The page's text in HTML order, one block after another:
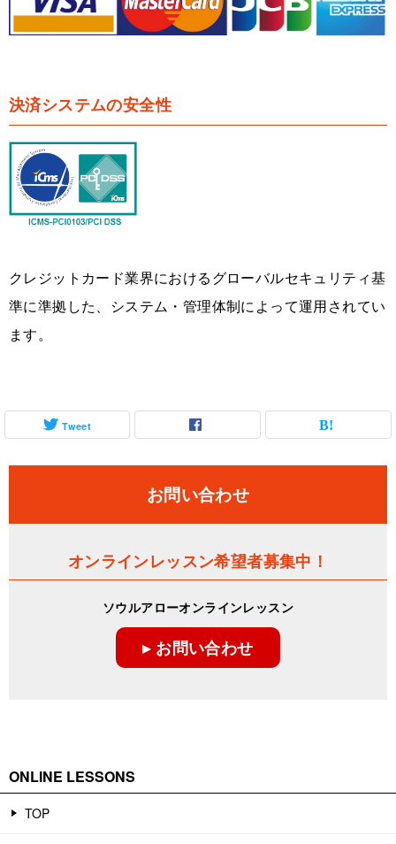
決済システムの安全性
クレジットカード業界におけるグローバルセキュリティ基
準に準拠した、システム・管理体制によって運用されてい
ます。
Tweet
お問い合わせ
オンラインレッスン希望者募集中！
ソウルアローオンラインレッスン
▸ お問い合わせ
ONLINE LESSONS
TOP